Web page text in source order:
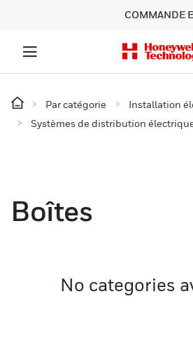
COMMANDE
Par catégorie
Installation
Systèmes de distribution
Boîtes
No categories